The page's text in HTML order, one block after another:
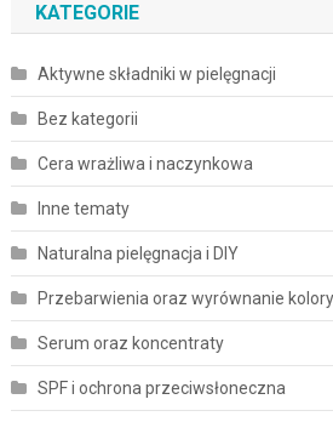
KATEGORIE
Aktywne składniki w pielęgnacji
Bez kategorii
Cera wrażliwa i naczynkowa
Inne tematy
Naturalna pielęgnacja i DIY
Przebarwienia oraz wyrównanie
Serum oraz koncentraty
SPF i ochrona przeciwsłoneczna